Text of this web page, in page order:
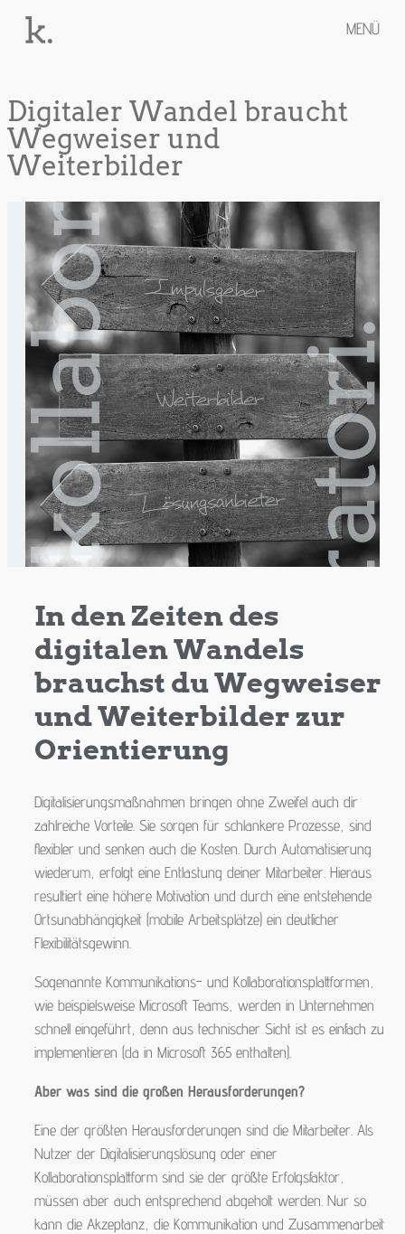
MENÜ
Digitaler Wandel braucht
Wegweiser und
Weiterbilder
In den Zeiten des
digitalen Wandels
brauchst du Wegweiser
und Weiterbilder zur
Orientierung
Digitalisierungsmaßnahmen bringen ohne Zweifel auch dir
zahlreiche Vorteile. Sie sorgen für schlankere Prozesse, sind
flexibler und senken auch die Kosten. Durch Automatisierung
wiederum, erfolgt eine Entlastung deiner Mitarbeiter. Hieraus
resultiert eine höhere Motivation und durch eine entstehende
Ortsunabhängigkeit (mobile Arbeitsplätze) ein deutlicher
Flexibilitätsgewinn.
Sogenannte Kommunikations- und Kollaborationsplattformen,
wie beispielsweise Microsoft Teams, werden in Unternehmen
schnell eingeführt, denn aus technischer Sicht ist es einfach zu
implementieren (da in Microsoft 365 enthalten).
Aber was sind die großen Herausforderungen?
Eine der größten Herausforderungen sind die Mitarbeiter. Als
Nutzer der Digitalisierungslösung oder einer
Kollaborationsplattform sind sie der größte Erfolgsfaktor,
müssen aber auch entsprechend abgeholt werden. Nur so
kann die Akzeptanz, die Kommunikation und Zusammenarbeit